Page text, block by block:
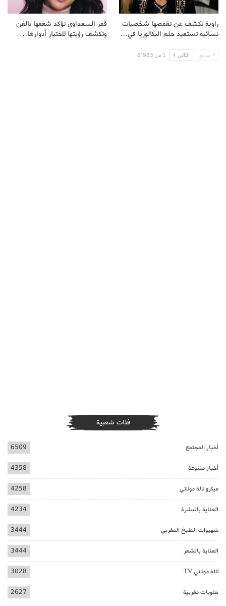
راوية تكشف عن تقمصها شخصيات
نسائية تستعيد حلم البكالوريا في…
قمر السعداوي تؤكد شغفها بالفن
وتكشف رؤيتها لاختيار أدوارها…
سابق التالى 1 من 6٬933
فئات شعبية
أخبار المجتمع 6509
أخبار متنوعة 4358
ميكرو لالة مولاتي 4258
العناية بالبشرة 4234
شهيوات الطبخ المغربي 3444
العناية بالشعر 3444
لالة مولاتي TV 3028
حلويات مغربية 2627